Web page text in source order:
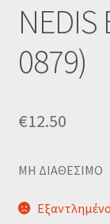
NEDIS
0879)
€12.50
MΗ ΔΙΑΘΕΣΙΜΟ
Εξαντλημένο